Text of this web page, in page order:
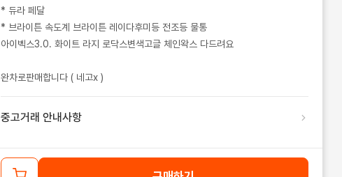
* 듀라 페달
* 브라이튼 속도계 브라이튼 레이다후미등 전조등 물통
아이벡스3.0. 화이트 라지 로닥스변색고글 체인왁스 다드려요
완차로판매합니다 ( 네고x )
중고거래 안내사항